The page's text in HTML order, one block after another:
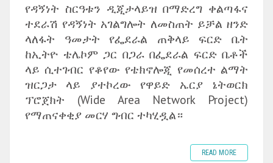
የዳኝነት ስርዓቱን ዲጂታላይዝ በማድረግ ቀልጣፋና
ተደራሽ የዳኝነት አገልግሎት ለመስጠት ይቻል ዘንድ
ላለፋት ዓመታት የፌደራል ጠቅላይ ፍርድ ቤት
ከኢትዮ ቴሌኮም ጋር በጋራ በፌደራል ፍርድ ቤቶች
ላይ ሲተገብር የቆየው የቴክኖሎጂ የመሰረተ ልማት
ዝርጋታ ላይ ያተኮረው የዋይድ ኤርያ ኔትወርክ
ፕሮጀክት (Wide Area Network Project)
የማጠናቀቂያ መርሃ ግብር ተካሂዷል።
READ MORE